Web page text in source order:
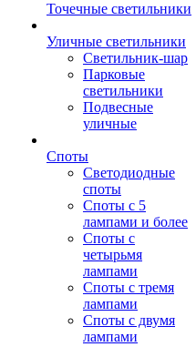
Точечные светильники
Уличные светильники
Светильник-шар
Парковые
светильники
Подвесные
уличные
Споты
Светодиодные
споты
Споты с 5
лампами и более
Споты с
четырьмя
лампами
Споты с тремя
лампами
Споты с двумя
лампами